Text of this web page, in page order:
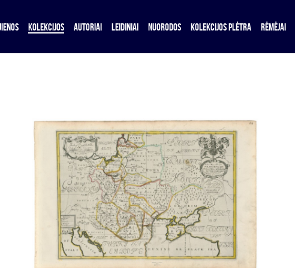
KOLEKCIJOS AUTORIAI LEIDINIAI NUORODOS KOLEKCIJOS PLĖTRA RĖMĖJAI